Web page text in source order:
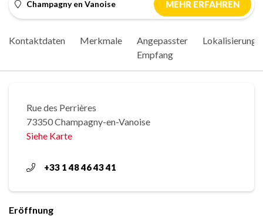
Champagny en Vanoise MEHR ERFAHREN
Kontaktdaten Merkmale
Angepasster
Empfang
Lokalisierung
Rue des Perrières
73350 Champagny-en-Vanoise
Siehe Karte
+33 1 48 46 43 41
Eröffnung